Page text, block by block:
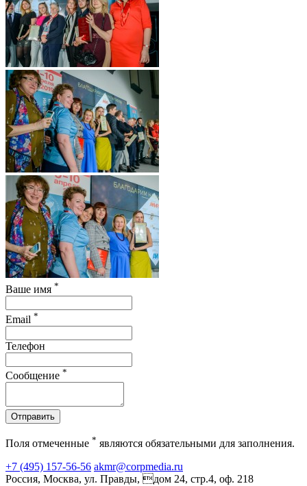
Ваше имя *
Email *
Телефон
Сообщение *
Отправить
Поля отмеченные * являются обязательными для заполнения.
+7 (495) 157-56-56 akmr@corpmedia.ru
Россия, Москва, ул. Правды, дом 24, стр.4, оф. 218